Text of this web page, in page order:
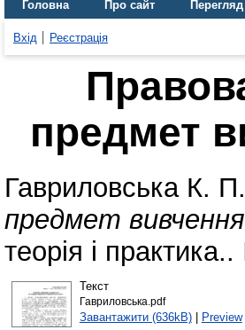
Головна Про сайт Перегляд
Вхід Реєстрація
предмет
Гавриловська К. П.
предмет вивчення
теорія і
Текст
Гавриловська.pdf
Завантажити (636kB)| Preview